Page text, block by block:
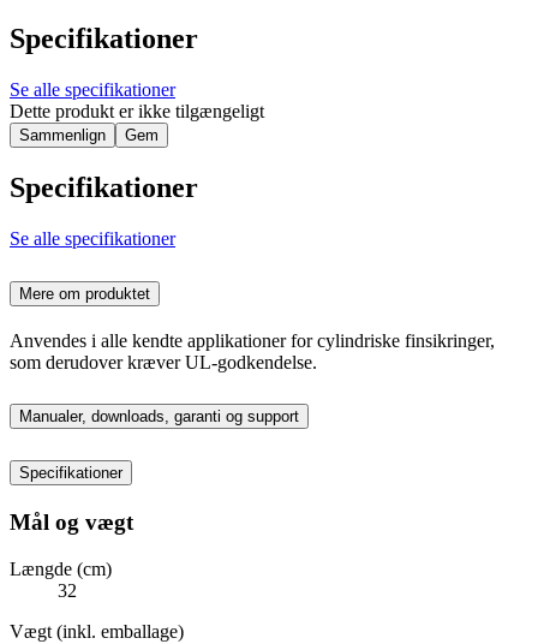
Specifikationer
Se alle specifikationer
Dette produkt er ikke tilgængeligt
Sammenlign Gem
Specifikationer
Se alle specifikationer
Mere om produktet
Anvendes i alle kendte applikationer for cylindriske finsikringer,
som derudover kræver UL-godkendelse.
Manualer, downloads, garanti og support
Specifikationer
Mål og vægt
Længde (cm)
32
Vægt (inkl. emballage)